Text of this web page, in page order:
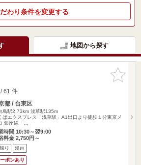
わり条件を変更する
地図から探す
お気に入
りに追加
61 件
都 / 台東区
島駅2.73km 浅草駅135m
ばエクスプレス「浅草駅」A1出口より徒歩１分東京メ
銀座線「…
時間 10:30～翌9:00
料金 2,750円～
り 漫画
ポンあり